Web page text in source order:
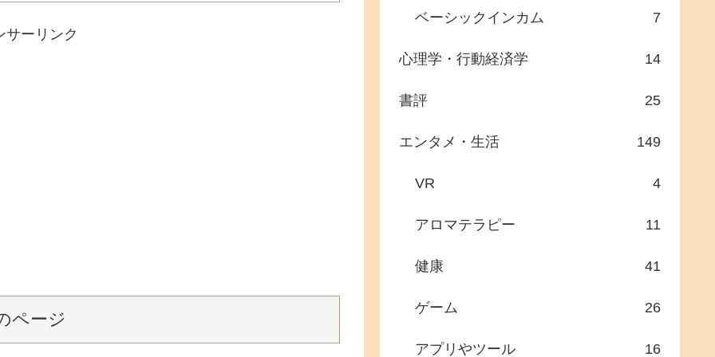
サーリンク
ページ
ベーシックインカム 7
心理学・行動経済学 14
書評 25
エンタメ・生活 149
VR 4
アロマテラピー 11
健康 41
ゲーム 26
アプリやツール 16